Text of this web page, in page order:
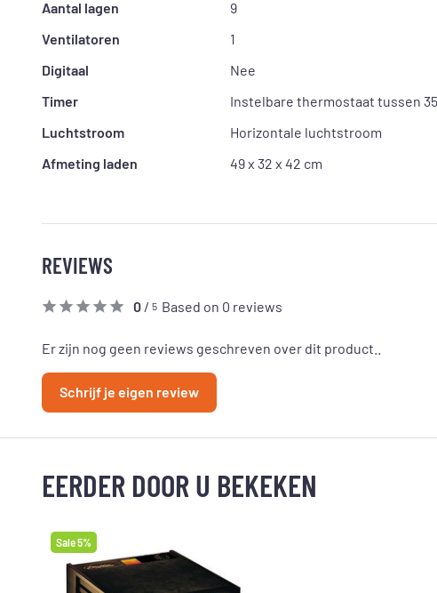
Aantal lagen
9
Ventilatoren
1
Digitaal
Nee
Timer
Instelbare thermostaat tussen
Luchtstroom
Horizontale luchtstroom
Afmeting laden
49 x 32 x 42 cm
REVIEWS
0 / 5 Based on 0 reviews
Er zijn nog geen reviews geschreven over dit product..
Schrijf je eigen review
EERDER DOOR U BEKEKEN
Sale 5%